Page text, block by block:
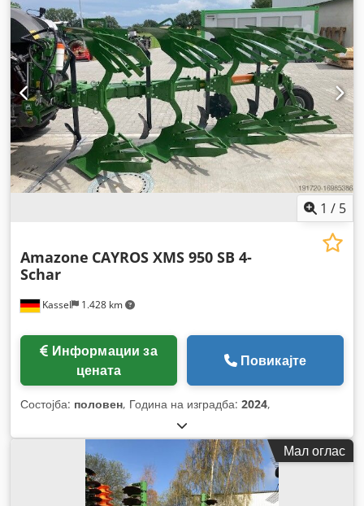
1 / 5
Kassel 1.428 km
Amazone CAYROS XMS 950 SB 4-
Schar
цената
Повикајте
Состојба: половен, Година на изградба: 2024,
Мал оглас